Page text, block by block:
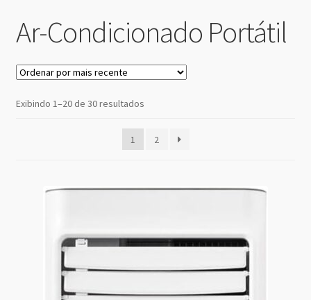
Ar-Condicionado Portátil
Exibindo 1–20 de 30 resultadosClassificado
recente
1 2